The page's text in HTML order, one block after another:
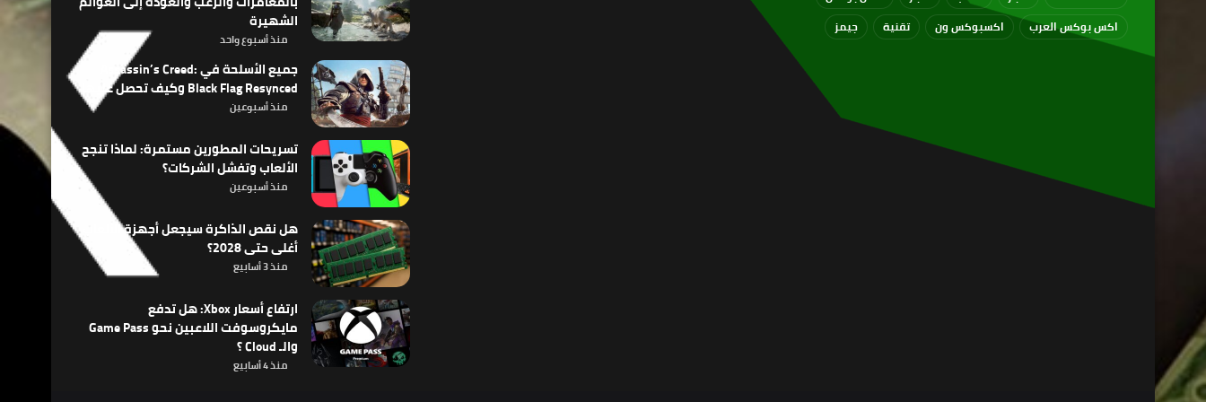
اكس بوكس العرب
اكسبوكس ون تقنية جيمز
الشهيرة
منذ أسبوع واحد
جميع الأسلحة في Assassin’s Creed:
Black Flag Resynced وكيف تحصل عليها
منذ أسبوعين
تسريحات المطورين مستمرة: لماذا تنجح
الألعاب وتفشل الشركات؟
منذ أسبوعين
هل نقص الذاكرة سيجعل أجهزة الألعاب
أغلى حتى 2028؟
منذ 3 أسابيع
ارتفاع أسعار Xbox: هل تدفع
مايكروسوفت اللاعبين نحو Game Pass
والـ Cloud ؟
منذ 4 أسابيع